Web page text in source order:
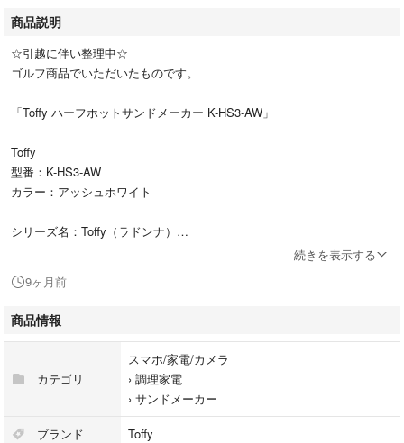
商品説明
☆引越に伴い整理中☆
ゴルフ商品でいただいたものです。
「Toffy ハーフホットサンドメーカー K-HS3-AW」
Toffy
型番：K-HS3-AW
カラー：アッシュホワイト
シリーズ名：Toffy（ラドンナ）
発売年月日：2021/08
#Toffy
#スマホ/家電/カメラ
#調理家電
続きを表示する
9ヶ月前
商品情報
カテゴリ
スマホ/家電/カメラ
› 調理家電
› サンドメーカー
ブランド Toffy